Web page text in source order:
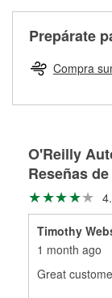
partes de
Rectificación
Prepárate
Compra
O'Reilly
Reseñas
Timothy
1 month ago
Great